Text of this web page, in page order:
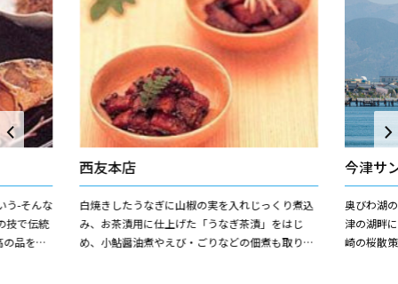
う-そんな
技で伝統
品をお
西友本店
白焼きしたうなぎに山椒の実を入れじっくり煮込
み、お茶漬用に仕上げた「うなぎ茶漬」をはじ
め、小鮎醤油煮やえび・ごりなどの佃煮も取り揃
今津サ
奥びわ湖
津の湖畔
崎の桜散